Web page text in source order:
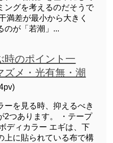
ングを考えるのだそうで
満差が最小から大きく
のが「若潮」...
時のポイント一
ズメ・光有無・潮
ーを見る時、抑えるべき
2つあります。 ・テープ
ディカラー エギは、下
上に貼られている布で構